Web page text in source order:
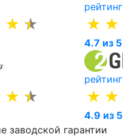
рейтинг
4.7 из 5
рейтинг
4.9 из 5
заводской гарантии